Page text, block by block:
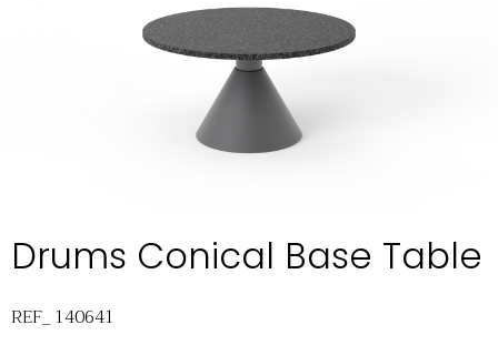
Drums Conical Base Table
REF_ 140641